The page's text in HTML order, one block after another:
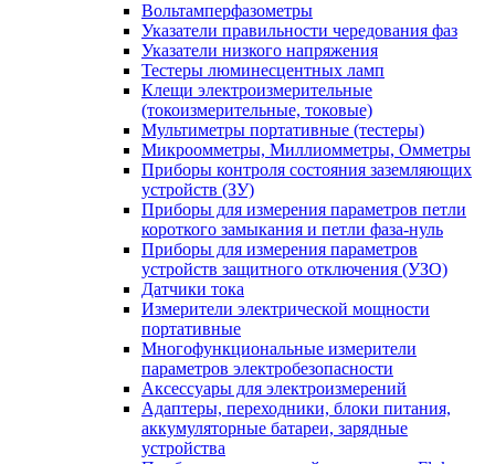
Вольтамперфазометры
Указатели правильности чередования фаз
Указатели низкого напряжения
Тестеры люминесцентных ламп
Клещи электроизмерительные
(токоизмерительные, токовые)
Мультиметры портативные (тестеры)
Микроомметры, Миллиомметры, Омметры
Приборы контроля состояния заземляющих
устройств (ЗУ)
Приборы для измерения параметров петли
короткого замыкания и петли фаза-нуль
Приборы для измерения параметров
устройств защитного отключения (УЗО)
Датчики тока
Измерители электрической мощности
портативные
Многофункциональные измерители
параметров электробезопасности
Аксессуары для электроизмерений
Адаптеры, переходники, блоки питания,
аккумуляторные батареи, зарядные
устройства